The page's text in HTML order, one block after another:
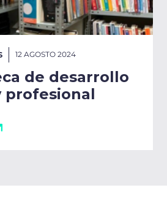
12 AGOSTO 2024
de desarrollo
profesional